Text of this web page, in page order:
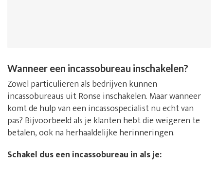
Wanneer een incassobureau inschakelen?
Zowel particulieren als bedrijven kunnen
incassobureaus uit Ronse inschakelen. Maar wanneer
komt de hulp van een incassospecialist nu echt van
pas? Bijvoorbeeld als je klanten hebt die weigeren te
betalen, ook na herhaaldelijke herinneringen.
Schakel dus een incassobureau in als je: